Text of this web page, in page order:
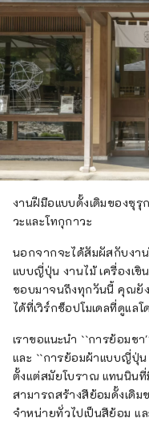
งานฝีมือแบบดั้งเดิมของซุ
วะและโทกุกาวะ
นอกจากจะได้สัมผัสกับงา
แบบญี่ปุ่น งานไม้ เครื่องเขิ
ชอบมาจนถึงทุกวันนี้ คุณยั
ได้ที่เวิร์กช็อปโมเดลที่ดูแล
เราขอแนะนำ ``การย้อมช
และ ``การย้อมผ้าแบบญี่ปุ่
ตั้งแต่สมัยโบราณ แทนนิน
สามารถสร้างสีย้อมดั้งเดิม
จำหน่ายทั่วไปเป็นสีย้อม แ